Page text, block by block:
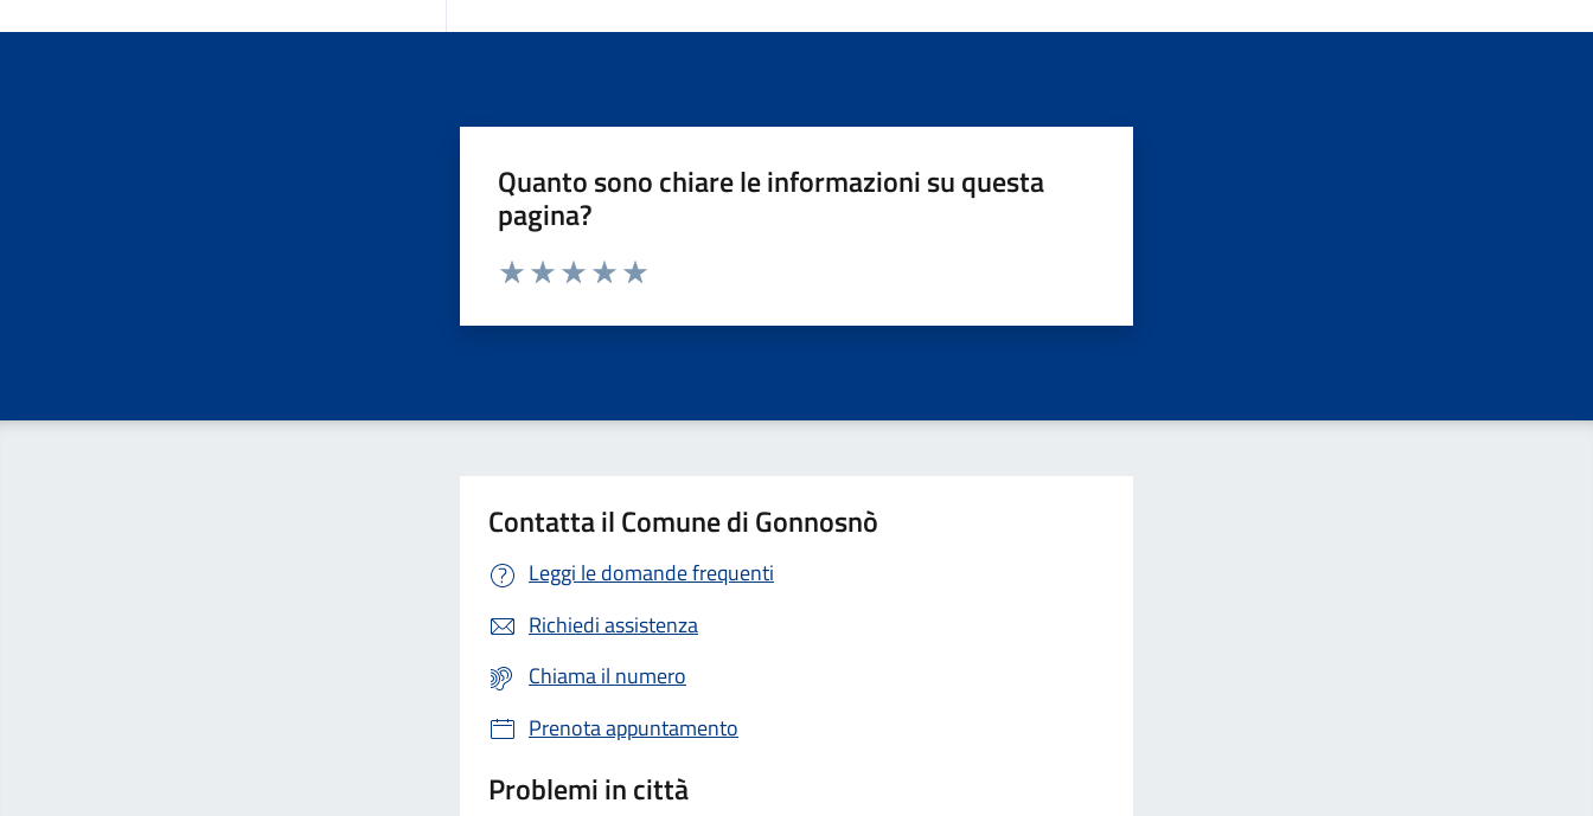
Quanto sono chiare le informazioni su questa
pagina?
Valuta da 1 a 5 stelle la pagina
Contatta il Comune di Gonnosnò
Leggi le domande frequenti
Richiedi assistenza
Chiama il numero
Prenota appuntamento
Problemi in città